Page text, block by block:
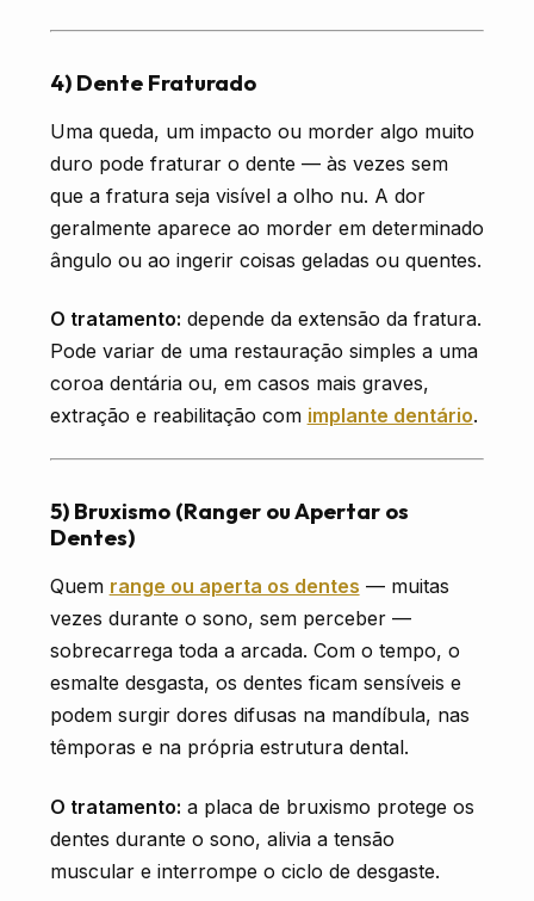
4) Dente Fraturado
Uma queda, um impacto ou morder algo muito
duro pode fraturar o dente — às vezes sem
que a fratura seja visível a olho nu. A dor
geralmente aparece ao morder em determinado
ângulo ou ao ingerir coisas geladas ou quentes.
O tratamento: depende da extensão da fratura.
Pode variar de uma restauração simples a uma
coroa dentária ou, em casos mais graves,
extração e reabilitação com implante dentário.
5) Bruxismo (Ranger ou Apertar os
Dentes)
Quem range ou aperta os dentes — muitas
vezes durante o sono, sem perceber —
sobrecarrega toda a arcada. Com o tempo, o
esmalte desgasta, os dentes ficam sensíveis e
podem surgir dores difusas na mandíbula, nas
têmporas e na própria estrutura dental.
O tratamento: a placa de bruxismo protege os
dentes durante o sono, alivia a tensão
muscular e interrompe o ciclo de desgaste.